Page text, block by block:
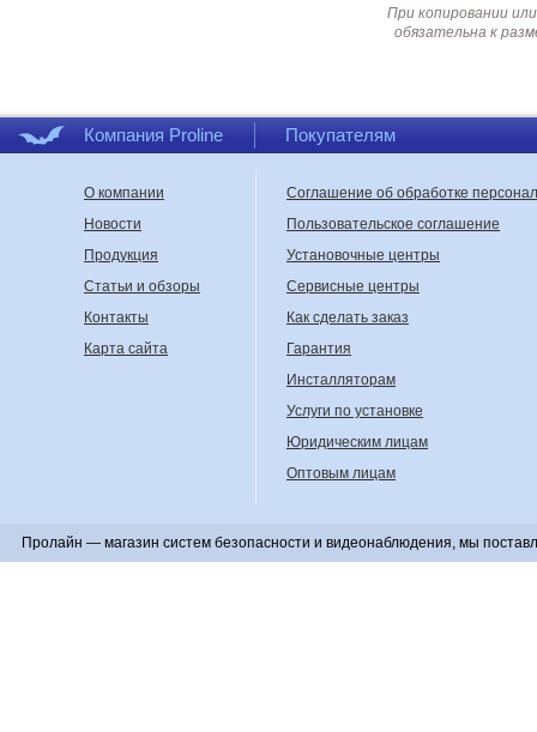
При копировании
обязательна к
Компания Proline Покупателям
О компании
Новости
Продукция
Статьи и обзоры
Контакты
Карта сайта
Соглашение об обработке
Пользовательское соглашение
Установочные центры
Сервисные центры
Как сделать заказ
Гарантия
Инсталляторам
Услуги по установке
Юридическим лицам
Оптовым лицам
Пролайн — магазин систем безопасности и видеонаблюдения, мы